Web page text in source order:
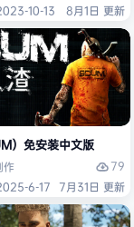
10-13
8月1日 更新
安装中文版
）免安装中文版
作
79
6-17 7月31日 更新